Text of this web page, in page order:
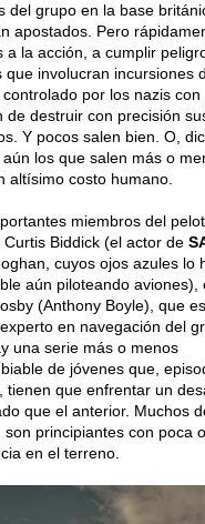
del grupo en la base
apostados. Pero
a la acción, a cumplir
que involucran incursiones
por los nazis con
de destruir con precisión
Y pocos salen bien. O,
los que salen más o
altísimo costo humano.
miembros del
Curtis Biddick (el actor de
cuyos ojos azules lo
aún piloteando aviones),
(Anthony Boyle), que
en navegación del
una serie más o menos
de jóvenes que,
tienen que enfrentar un
que el anterior. Muchos
son principiantes con poca
en el terreno.